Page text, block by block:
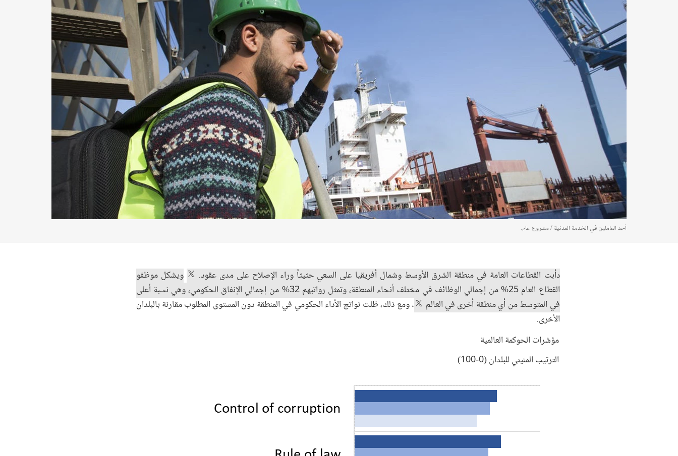
أحد العاملين في الخدمة المدنية / مشروع عام.
دأبت القطاعات العامة في منطقة الشرق الأوسط وشمال أفريقيا على السعي حثيثاً وراء الإصلاح على مدى عقود.
ويشكل موظفو
القطاع العام 25% من إجمالي الوظائف في مختلف أنحاء المنطقة، وتمثل رواتبهم 32% من إجمالي الإنفاق الحكومي، وهي نسبة أعلى
في المتوسط من أي منطقة أخرى في العالم
. ومع ذلك، ظلت نواتج الأداء الحكومي في المنطقة دون المستوى المطلوب مقارنة بالبلدان
الأخرى.
مؤشرات الحوكمة العالمية
الترتيب المئيني للبلدان (0-100)